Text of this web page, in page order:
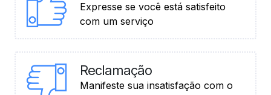
Expresse se você está satisfeito
com um serviço
Reclamação
Manifeste sua insatisfação com o